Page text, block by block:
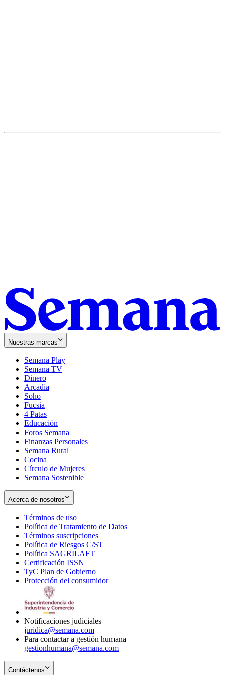
Nuestras marcas
Semana Play
Semana TV
Dinero
Arcadia
Soho
in
new
window
Fucsia
in
new
window
4 Patas
Educación
Foros Semana
Finanzas Personales
Semana Rural
Cocina
Círculo de Mujeres
Semana Sostenible
Acerca de nosotros
Términos de uso
in
new
window
Política de Tratamiento de Datos
Términos suscripciones
in
Política de Riesgos C/ST
Política SAGRILAFT
new
window
Certificación ISSN
in
new
TyC Plan de Gobierno
in
Protección del consumidorOpens
Notificaciones judiciales
juridica@semana.com
Para contactar a gestión humana
gestionhumana@semana.com
Contáctenos